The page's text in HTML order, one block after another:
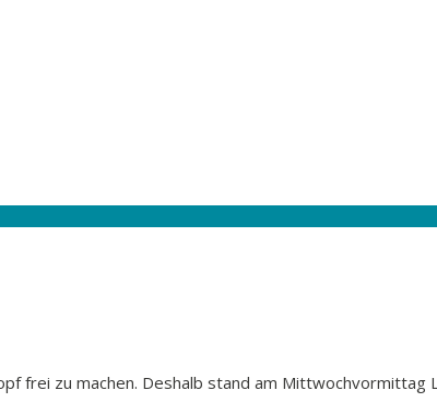
frei zu machen. Deshalb stand am Mittwochvormittag